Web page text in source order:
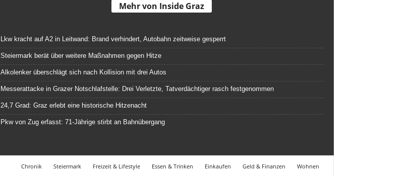
Mehr von Inside Graz
Lkw kracht auf A2 in Leitwand: Brand verhindert, Autobahn zeitweise gesperrt
Steiermark berät über weitere Maßnahmen gegen Hitze
Alkolenker überschlägt sich nach Kollision mit drei Autos
Messerattacke in Grazer Notschlafstelle: Drei Verletzte, Tatverdächtiger rasch festgenommen
24,7 Grad: Graz erlebt eine historische Hitzenacht
Pkw von Zug erfasst: 71-Jährige stirbt an Bahnübergang
Chronik Steiermark Freizeit & Lifestyle Essen & Trinken Einkaufen Geld & Finanzen
Wohnen